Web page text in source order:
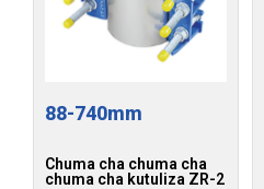
88-740mm
Chuma cha chuma cha
chuma cha kutuliza ZR-2